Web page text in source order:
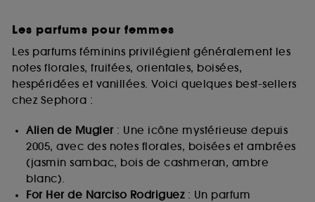
Les parfums pour femmes
Les parfums féminins privilégient généralement les
notes florales, fruitées, orientales, boisées,
hespéridées et vanillées. Voici quelques best-sellers
chez Sephora :
Alien de Mugler: Une icône mystérieuse depuis
2005, avec des notes florales, boisées et ambrées
(jasmin sambac, bois de cashmeran, ambre
blanc).
For Her de Narciso Rodriguez: Un parfum